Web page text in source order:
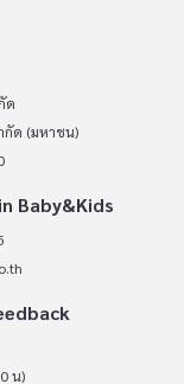
ด
กัด (มหาชน)
Baby&Kids
น)